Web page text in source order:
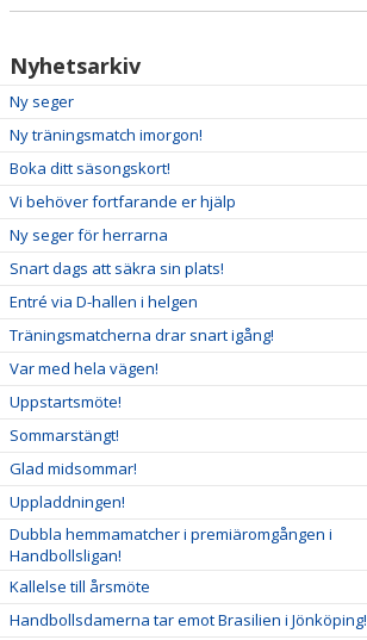
Nyhetsarkiv
Ny seger
Ny träningsmatch imorgon!
Boka ditt säsongskort!
Vi behöver fortfarande er hjälp
Ny seger för herrarna
Snart dags att säkra sin plats!
Entré via D-hallen i helgen
Träningsmatcherna drar snart igång!
Var med hela vägen!
Uppstartsmöte!
Sommarstängt!
Glad midsommar!
Uppladdningen!
Dubbla hemmamatcher i premiäromgången i
Handbollsligan!
Kallelse till årsmöte
Handbollsdamerna tar emot Brasilien i Jönköping!